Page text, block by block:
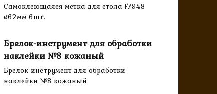
Самоклеющаяся метка для стола F7948
ø62мм 6шт.
Брелок-инструмент для обработки
наклейки №8 кожаный
Брелок-инструмент для обработки
наклейки №8 кожаный